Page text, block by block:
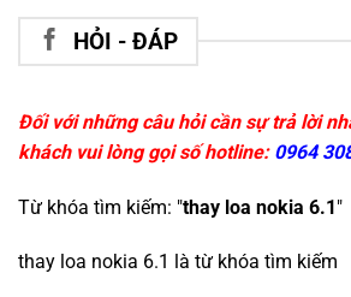
HỎI - ĐÁP
Đối với những câu hỏi cần sự trả lời
khách vui lòng gọi số hotline: 0964
Từ khóa tìm kiếm: "thay loa nokia 6.1"
thay loa nokia 6.1 là từ khóa tìm kiếm